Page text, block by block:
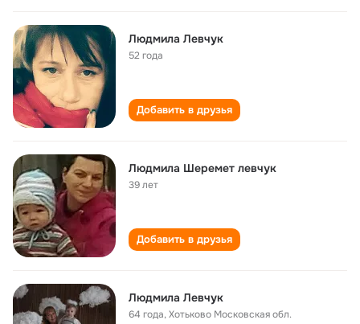
Людмила Левчук
52 года
Добавить в друзья
Людмила Шеремет левчук
39 лет
Добавить в друзья
Людмила Левчук
64 года,Хотьково Московская обл.